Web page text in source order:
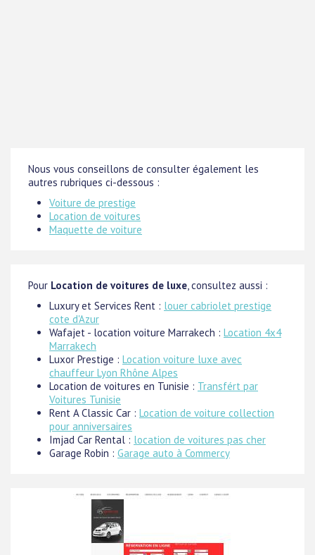
Nous vous conseillons de consulter également les
autres rubriques ci-dessous :
Voiture de prestige
Location de voitures
Maquette de voiture
Pour Location de voitures de luxe , consultez aussi :
Luxury et Services Rent : louer cabriolet prestige
cote d'Azur
Wafajet - location voiture Marrakech : Location 4x4
Marrakech
Luxor Prestige : Location voiture luxe avec
chauffeur Lyon Rhône Alpes
Location de voitures en Tunisie : Transfért par
Voitures Tunisie
Rent A Classic Car : Location de voiture collection
pour anniversaires
Imjad Car Rental : location de voitures pas cher
Garage Robin : Garage auto à Commercy